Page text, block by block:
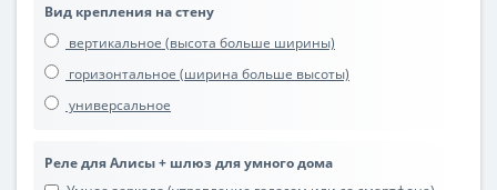
Вид крепления на стену
вертикальное (высота больше ширины)
горизонтальное (ширина больше высоты)
универсальное
Реле для Алисы + шлюз для умного дома